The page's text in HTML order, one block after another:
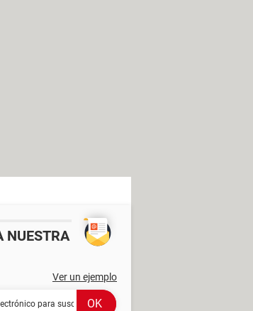
NUESTRA
Ver un ejemplo